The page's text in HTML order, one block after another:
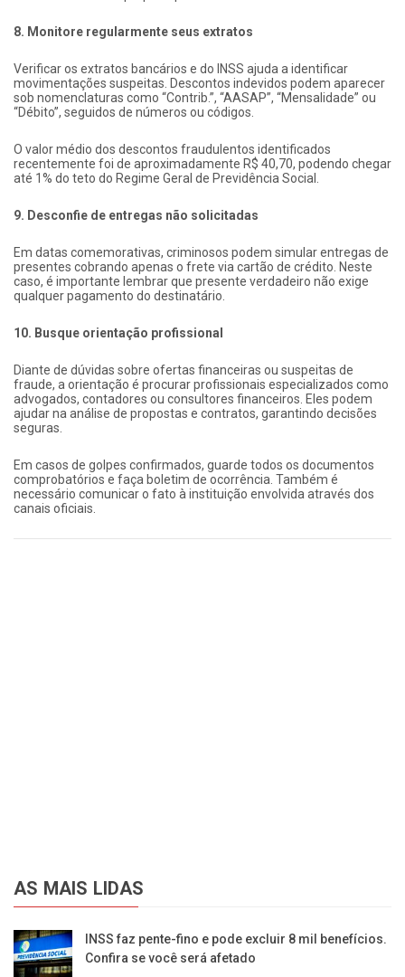
8. Monitore regularmente seus extratos
Verificar os extratos bancários e do INSS ajuda a identificar
movimentações suspeitas. Descontos indevidos podem aparecer
sob nomenclaturas como “Contrib.”, “AASAP”, “Mensalidade” ou
“Débito”, seguidos de números ou códigos.
O valor médio dos descontos fraudulentos identificados
recentemente foi de aproximadamente R$ 40,70, podendo chegar
até 1% do teto do Regime Geral de Previdência Social.
9. Desconfie de entregas não solicitadas
Em datas comemorativas, criminosos podem simular entregas de
presentes cobrando apenas o frete via cartão de crédito. Neste
caso, é importante lembrar que presente verdadeiro não exige
qualquer pagamento do destinatário.
10. Busque orientação profissional
Diante de dúvidas sobre ofertas financeiras ou suspeitas de
fraude, a orientação é procurar profissionais especializados como
advogados, contadores ou consultores financeiros. Eles podem
ajudar na análise de propostas e contratos, garantindo decisões
seguras.
Em casos de golpes confirmados, guarde todos os documentos
comprobatórios e faça boletim de ocorrência. Também é
necessário comunicar o fato à instituição envolvida através dos
canais oficiais.
AS MAIS LIDAS
INSS faz pente-fino e pode excluir 8 mil benefícios.
Confira se você será afetado